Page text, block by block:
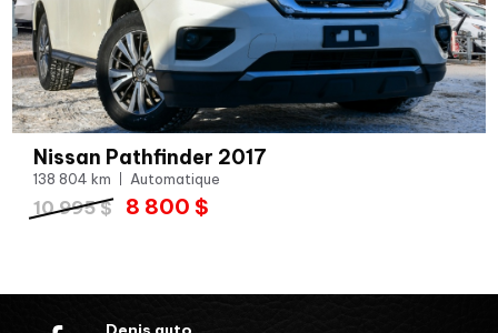
Nissan Pathfinder 2017
138 804 km Automatique
10 995 $ 8 800 $